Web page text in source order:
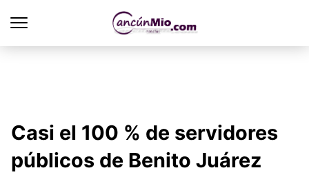
Casi el 100 % de servidores
públicos de Benito Juárez